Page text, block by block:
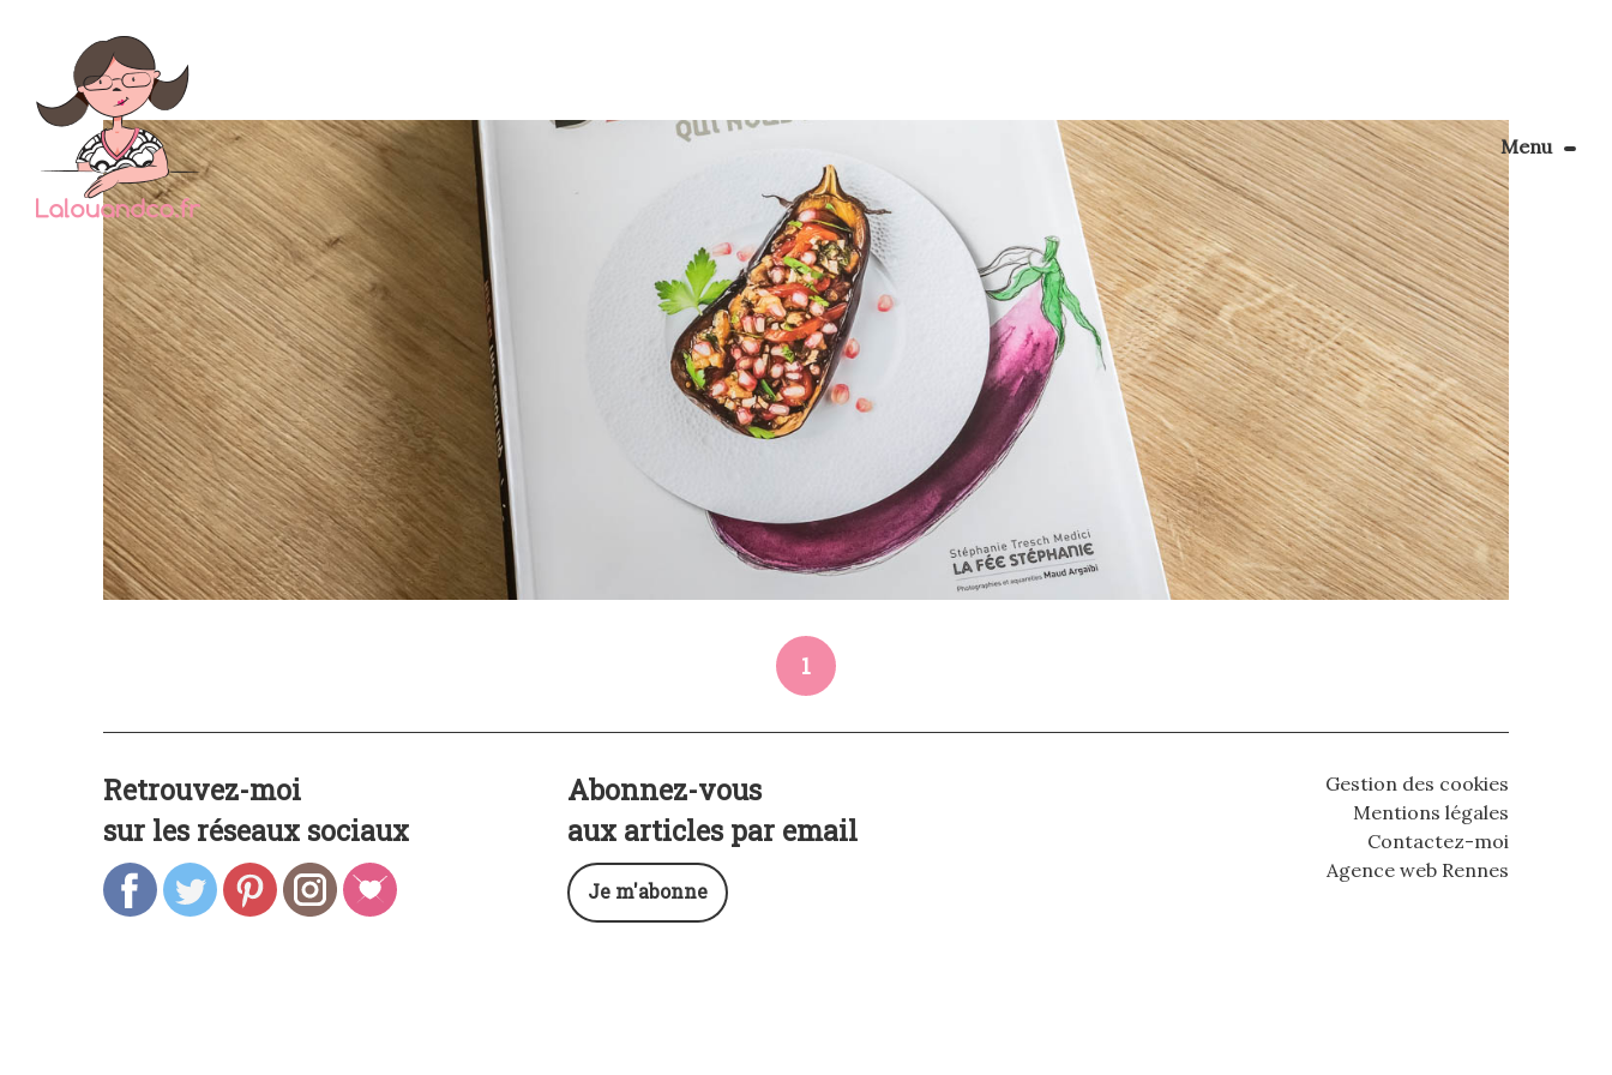
Menu
Le Blog
Apprendre la couture
Aménager son coin couture
Personnalisez vos tissus
Rechercher
Depuis plusieurs années maintenant, je mets un point d’honneur à
ce que notre alimentation soit de qualité et saine. Nous sommes
très gourmands, et nous apprécions d’apprendre à cuisiner des
légumes de saison que nous […]
1
Retrouvez-moi
sur les réseaux sociaux
Abonnez-vous
aux articles par email
Je m'abonne
Gestion des cookies
Mentions légales
Contactez-moi
Agence web Rennes